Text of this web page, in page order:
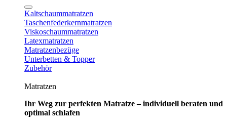
Kaltschaummatratzen
Taschenfederkernmatratzen
Viskoschaummatratzen
Latexmatratzen
Matratzenbezüge
Unterbetten & Topper
Zubehör
Matratzen
Ihr Weg zur perfekten Matratze – individuell beraten und
optimal schlafen